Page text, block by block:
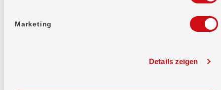
Marketing
Details zeigen